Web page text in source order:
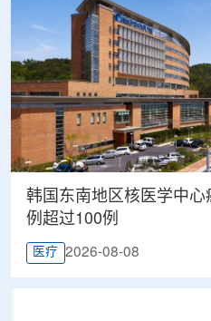
韩国东南地区核医学中
例超过100例
医疗 2026-08-08